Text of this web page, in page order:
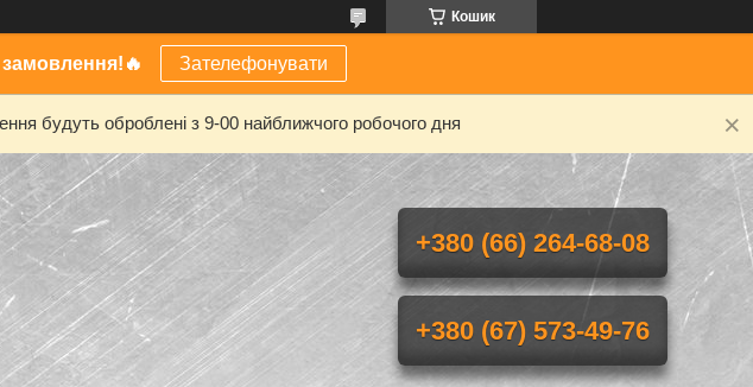
Кошик
замовлення!🔥 Зателефонувати
будуть оброблені з 9-00 найближчого робочого дня
+380 (66) 264-68-08
+380 (67) 573-49-76